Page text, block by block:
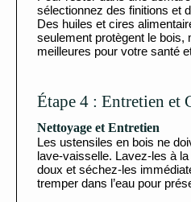
sélectionnez des finitions et
Des huiles et cires
seulement protègent le bois,
meilleures pour votre santé
Étape 4 : Entretien et
Nettoyage et Entretien
Les ustensiles en bois ne
lave-vaisselle. Lavez-les à
doux et séchez-les
tremper dans l’eau pour